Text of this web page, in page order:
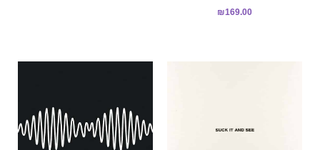
₪169.00